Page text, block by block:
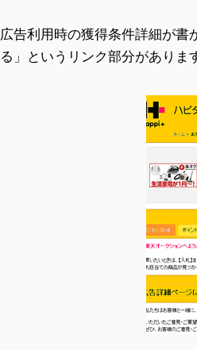
広告利用時の獲得条件詳細が書
る」というリンク部分がありま